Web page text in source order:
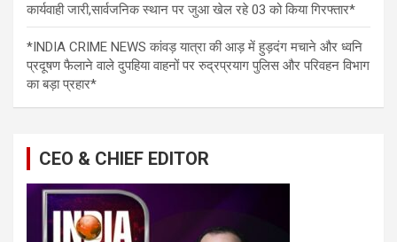
कार्यवाही जारी,सार्वजनिक स्थान पर जुआ खेल रहे 03 को किया गिरफ्तार*
*INDIA CRIME NEWS कांवड़ यात्रा की आड़ में हुड़दंग मचाने और ध्वनि
प्रदूषण फैलाने वाले दुपहिया वाहनों पर रुद्रप्रयाग पुलिस और परिवहन विभाग
का बड़ा प्रहार*
CEO & CHIEF EDITOR